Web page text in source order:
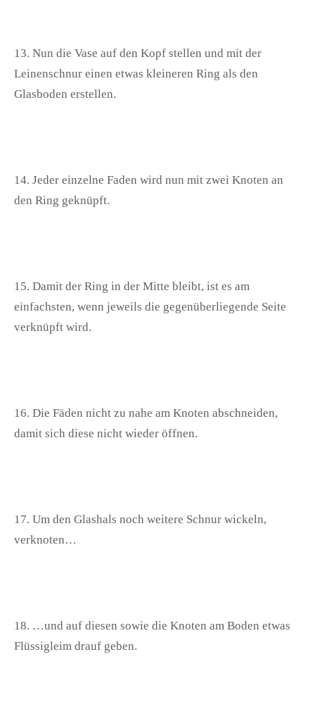
13. Nun die Vase auf den Kopf stellen und mit der
Leinenschnur einen etwas kleineren Ring als den
Glasboden erstellen.
14. Jeder einzelne Faden wird nun mit zwei Knoten an
den Ring geknüpft.
15. Damit der Ring in der Mitte bleibt, ist es am
einfachsten, wenn jeweils die gegenüberliegende Seite
verknüpft wird.
16. Die Fäden nicht zu nahe am Knoten abschneiden,
damit sich diese nicht wieder öffnen.
17. Um den Glashals noch weitere Schnur wickeln,
verknoten…
18. …und auf diesen sowie die Knoten am Boden etwas
Flüssigleim drauf geben.